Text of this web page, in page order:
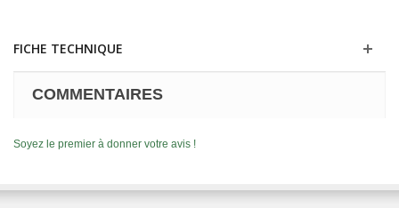
FICHE TECHNIQUE
COMMENTAIRES
Soyez le premier à donner votre avis !